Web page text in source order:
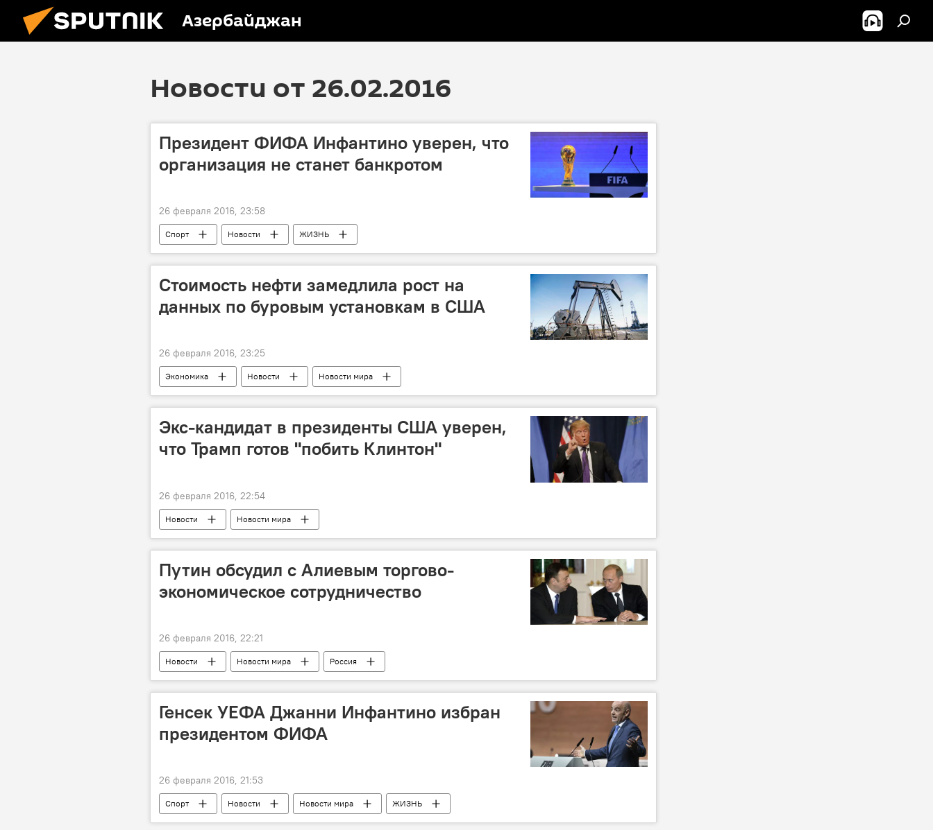
Азербайджан
Новости от 26.02.2016
Президент ФИФА Инфантино уверен, что
организация не станет банкротом
26 февраля 2016, 23:58
Спорт Новости ЖИЗНЬ
Стоимость нефти замедлила рост на
данных по буровым установкам в США
26 февраля 2016, 23:25
Экономика Новости Новости мира
Экс-кандидат в президенты США уверен,
что Трамп готов "побить Клинтон"
26 февраля 2016, 22:54
Новости Новости мира
Путин обсудил с Алиевым торгово-
экономическое сотрудничество
26 февраля 2016, 22:21
Новости Новости мира Россия
Генсек УЕФА Джанни Инфантино избран
президентом ФИФА
26 февраля 2016, 21:53
Спорт Новости Новости мира ЖИЗНЬ